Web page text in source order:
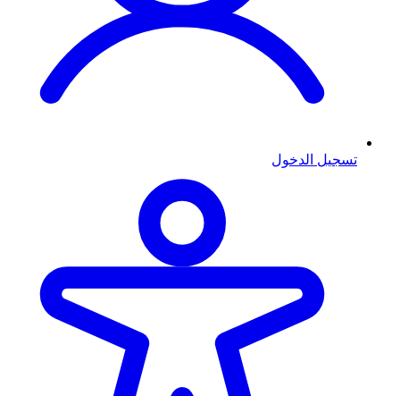
تسجيل الدخول